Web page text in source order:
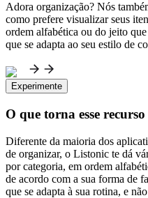
Adora organização? Nós
como prefere visualizar seus
ordem alfabética ou do jeito
que se adapta ao seu estilo de
Experimente
O que torna esse recurso
Diferente da maioria dos
de organizar, o Listonic te dá
por categoria, em ordem
de acordo com a sua forma de
que se adapta à sua rotina, e